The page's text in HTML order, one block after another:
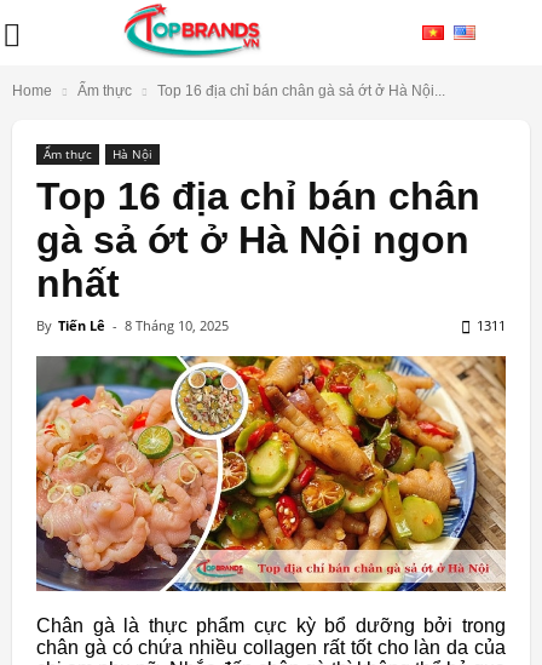
Home Ẩm thực Top 16 địa chỉ bán chân gà sả ớt ở Hà Nội...
Ẩm thực Hà Nội
Top 16 địa chỉ bán chân
gà sả ớt ở Hà Nội ngon
nhất
By Tiến Lê - 8 Tháng 10, 2025 1311
Chân gà là thực phẩm cực kỳ bổ dưỡng bởi trong
chân gà có chứa nhiều collagen rất tốt cho làn da của